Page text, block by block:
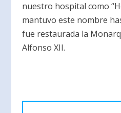
nuestro hospital como
mantuvo este nombre
fue restaurada la
Alfonso XII.